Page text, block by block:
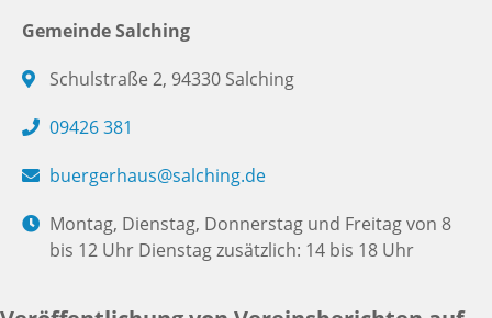
Gemeinde Salching
Schulstraße 2, 94330 Salching
09426 381
buergerhaus@salching.de
Montag, Dienstag, Donnerstag und Freitag von 8
bis 12 Uhr Dienstag zusätzlich: 14 bis 18 Uhr